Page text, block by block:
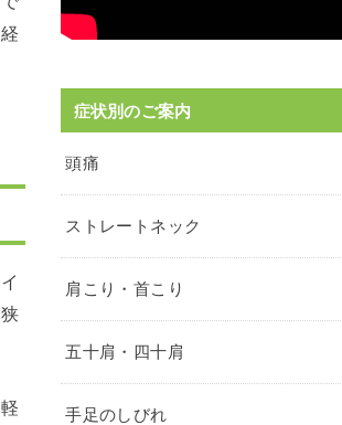
症状別のご案内
頭痛
ストレートネック
肩こり・首こり
五十肩・四十肩
手足のしびれ